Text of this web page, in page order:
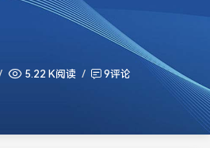
5.22 K阅读 9评论